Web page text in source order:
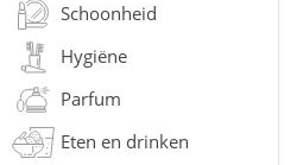
Schoonheid
Hygiëne
Parfum
Eten en drinken